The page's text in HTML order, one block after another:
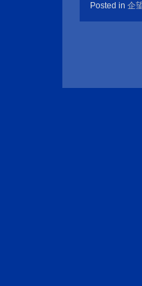
Posted in 企